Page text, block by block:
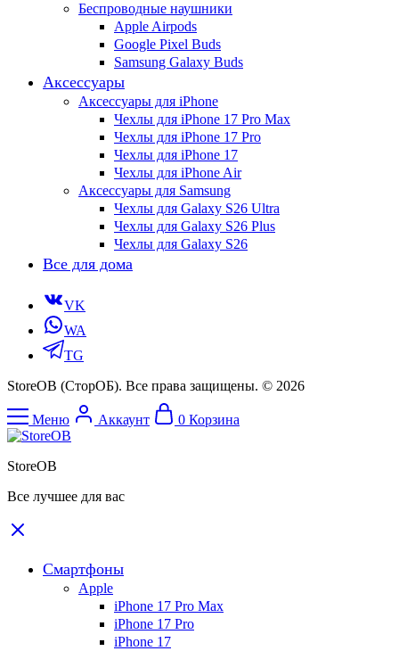
Беспроводные наушники
Apple Airpods
Google Pixel Buds
Samsung Galaxy Buds
Аксессуары
Аксессуары для iPhone
Чехлы для iPhone 17 Pro Max
Чехлы для iPhone 17 Pro
Чехлы для iPhone 17
Чехлы для iPhone Air
Аксессуары для Samsung
Чехлы для Galaxy S26 Ultra
Чехлы для Galaxy S26 Plus
Чехлы для Galaxy S26
Все для дома
VK
WA
TG
StoreOB (CторОБ). Все права защищены. © 2026
Меню Аккаунт 0 Корзина
StoreOB
Все лучшее для вас
Смартфоны
Apple
iPhone 17 Pro Max
iPhone 17 Pro
iPhone 17